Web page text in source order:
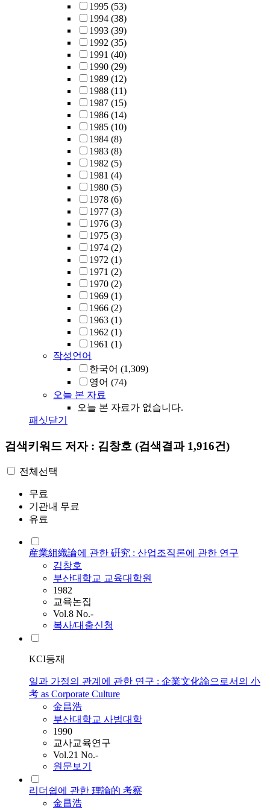
1995 (53)
1994 (38)
1993 (39)
1992 (35)
1991 (40)
1990 (29)
1989 (12)
1988 (11)
1987 (15)
1986 (14)
1985 (10)
1984 (8)
1983 (8)
1982 (5)
1981 (4)
1980 (5)
1978 (6)
1977 (3)
1976 (3)
1975 (3)
1974 (2)
1972 (1)
1971 (2)
1970 (2)
1969 (1)
1966 (2)
1963 (1)
1962 (1)
1961 (1)
작성언어
한국어 (1,309)
영어 (74)
오늘 본 자료
오늘 본 자료가 없습니다.
패싯닫기
검색키워드 저자 : 김창호 (검색결과 1,916건)
전체선택
무료
기관내 무료
유료
産業組織論에 관한 硏究 : 산업조직론에 관한 연구
김창호
부산대학교 교육대학원
1982
교육논집
Vol.8 No.-
복사/대출신청
KCI등재
일과 가정의 관계에 관한 연구 : 企業文化論으로서의 小
考 as Corporate Culture
金昌浩
부산대학교 사범대학
1990
교사교육연구
Vol.21 No.-
원문보기
리더쉽에 관한 理論的 考察
金昌浩